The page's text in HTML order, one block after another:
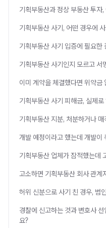
기획부동산과 정상 부동산 투자
기획부동산 사기, 어떤 경우에
기획부동산 사기 입증에 필요한
기획부동산 사기인지 모르고 서
이미 계약을 체결했다면 위약금
기획부동산 사기 피해금, 실제
기획부동산 지분, 처분하거나
개발 예정이라고 했는데 개발이
기획부동산 업체가 잠적했는데
고소하면 기획부동산 회사 관계
허위 신분으로 사기 친 경우, 범
경찰에 신고하는 것과 변호사
요?